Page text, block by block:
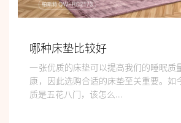
哪种床垫比较好
一张优质的床垫可以提高我们的睡眠质
康，因此选购合适的床垫至关重要。如
质是五花八门，该怎么...